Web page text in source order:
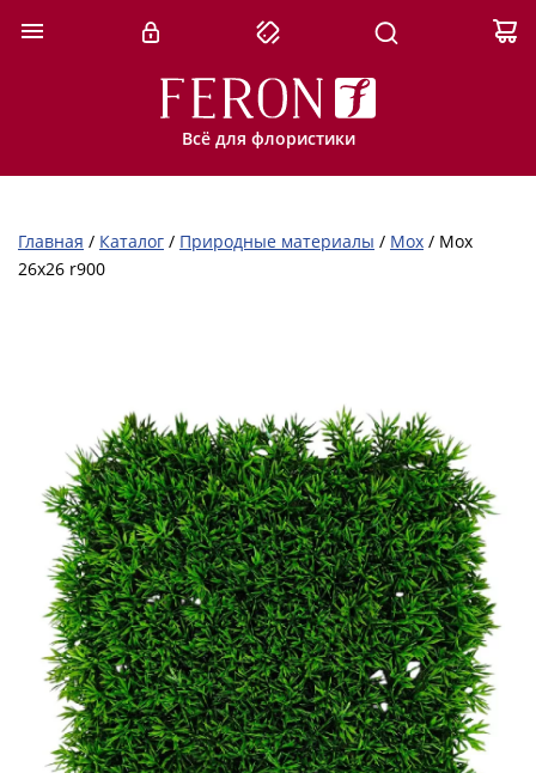
Всё для флористики
Главная / Каталог / Природные материалы / Мох / Мох
26х26 r900